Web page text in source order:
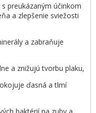
preukázaným účinkom
a zlepšenie sviežosti
a zabraňuje
a znižujú tvorbu plaku,
ďasná a tlmí